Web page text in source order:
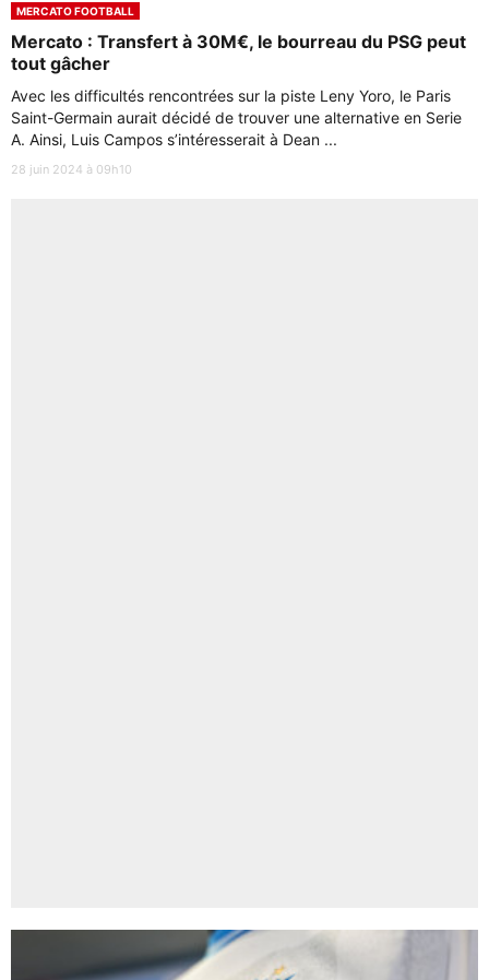
MERCATO FOOTBALL
Mercato : Transfert à 30M€, le bourreau du PSG peut
tout gâcher
Avec les difficultés rencontrées sur la piste Leny Yoro, le Paris
Saint-Germain aurait décidé de trouver une alternative en Serie
A. Ainsi, Luis Campos s’intéresserait à Dean ...
28 juin 2024 à 09h10